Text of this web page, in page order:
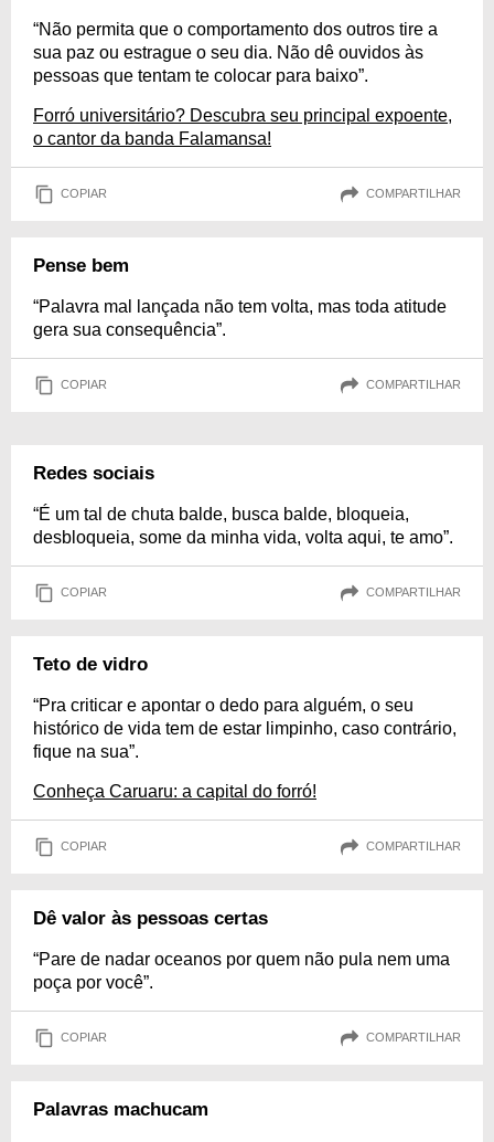
“Não permita que o comportamento dos outros tire a
sua paz ou estrague o seu dia. Não dê ouvidos às
pessoas que tentam te colocar para baixo”.
Forró universitário? Descubra seu principal expoente,
o cantor da banda Falamansa!
COPIAR COMPARTILHAR
Pense bem
“Palavra mal lançada não tem volta, mas toda atitude
gera sua consequência”.
COPIAR COMPARTILHAR
Redes sociais
“É um tal de chuta balde, busca balde, bloqueia,
desbloqueia, some da minha vida, volta aqui, te amo”.
COPIAR COMPARTILHAR
Teto de vidro
“Pra criticar e apontar o dedo para alguém, o seu
histórico de vida tem de estar limpinho, caso contrário,
fique na sua”.
Conheça Caruaru: a capital do forró!
COPIAR COMPARTILHAR
Dê valor às pessoas certas
“Pare de nadar oceanos por quem não pula nem uma
poça por você”.
COPIAR COMPARTILHAR
Palavras machucam